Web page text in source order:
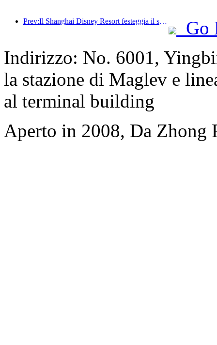
Prev:Il Shanghai Disney Resort festeggia il suo decimo anniversario, avendo accolto finora oltre 100 milioni di visitatori.
Go
Indirizzo: No. 6001,
la stazione di Maglev e
al terminal building
Aperto in 2008, Da Zhong